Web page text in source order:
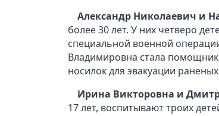
Александр Николаевич и
более 30 лет. У них четверо
специальной военной
Владимировна стала
носилок для эвакуации
Ирина Викторовна и
17 лет, воспитывают троих